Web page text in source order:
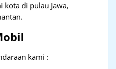
kota di pulau Jawa,
kami :